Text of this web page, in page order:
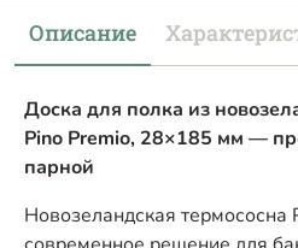
Описание
Доска для полка из
Pino Premio, 28×185 мм —
парной
Новозеландская